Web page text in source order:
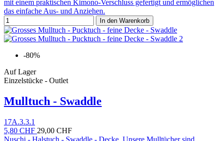
mit einem praktischen Kimono-Verschluss gefertigt und ermöglichen
das einfache Aus- und Anziehen.
In den Warenkorb
-80%
Auf Lager
Einzelstücke - Outlet
Mulltuch - Swaddle
17A.3.3.1
5,80 CHF 29,00 CHF